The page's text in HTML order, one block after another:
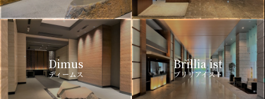
Dimus
ディームス
Brillia ist
ブリリアイスト